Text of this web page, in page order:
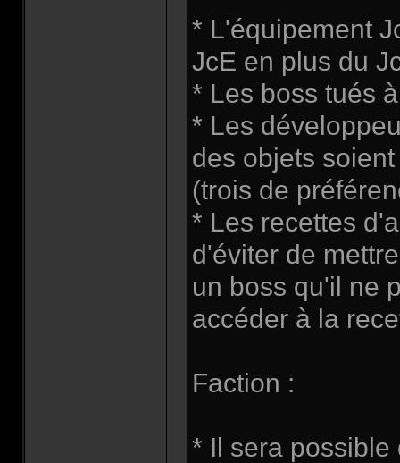
* L'équipement
JcE en plus du
* Les boss tués
* Les
des objets
(trois de
* Les recettes
d'éviter de
un boss qu'il ne
accéder à la
Faction :
* Il sera